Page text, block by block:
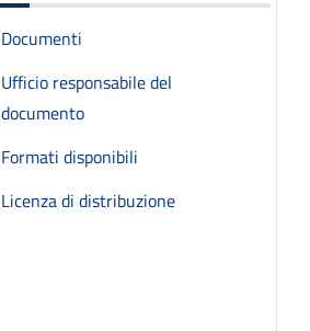
Documenti
Ufficio responsabile del
documento
Formati disponibili
Licenza di distribuzione